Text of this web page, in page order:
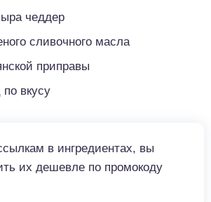
чеддер
сливочного масла
приправы
вкусу
в ингредиентах, вы
их дешевле по промокоду